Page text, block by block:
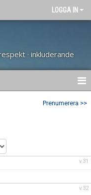
LOGGA IN
· inkluderande
Prenumerera >>
v.31
v.32